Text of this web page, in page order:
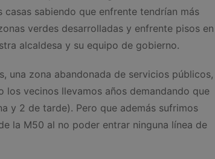
sabiendo que enfrente tendrían más
verdes desarrolladas y enfrente pisos en
alcaldesa y su equipo de gobierno.
una zona abandonada de servicios públicos,
los vecinos llevamos años demandando que
y 2 de tarde). Pero que además sufrimos
la M50 al no poder entrar ninguna línea de